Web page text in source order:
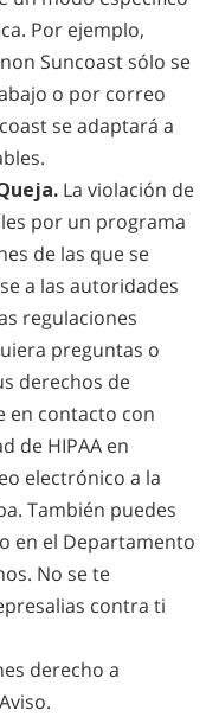
Por ejemplo,
Suncoast sólo se
o por correo
se adaptará a
La violación de
por un programa
de las que se
a las autoridades
regulaciones
preguntas o
derechos de
en contacto con
de HIPAA en
electrónico a la
También puedes
en el Departamento
No se te
contra ti
derecho a